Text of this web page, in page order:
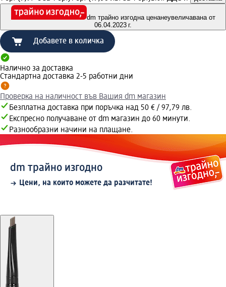
dm трайно изгодна ценанеувеличавана от
06.04.2023 г.
Добавете в количка
Налично за доставка
Стандартна доставка 2-5 работни дни
Проверка на наличност във Вашия dm магазин
Безплатна доставка при поръчка над 50 € / 97,79 лв.
Експресно получаване от dm магазин до 60 минути.
Разнообразни начини на плащане.
dm трайно изгодно
Цени, на които можете да разчитате!